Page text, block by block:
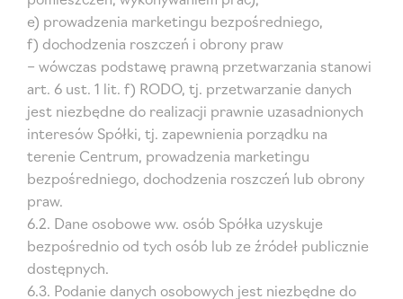
e) prowadzenia marketingu bezpośredniego,
f) dochodzenia roszczeń i obrony praw
– wówczas podstawę prawną przetwarzania stanowi
art. 6 ust. 1 lit. f) RODO, tj. przetwarzanie danych
jest niezbędne do realizacji prawnie uzasadnionych
interesów Spółki, tj. zapewnienia porządku na
terenie Centrum, prowadzenia marketingu
bezpośredniego, dochodzenia roszczeń lub obrony
praw.
6.2. Dane osobowe ww. osób Spółka uzyskuje
bezpośrednio od tych osób lub ze źródeł publicznie
dostępnych.
6.3. Podanie danych osobowych jest niezbędne do